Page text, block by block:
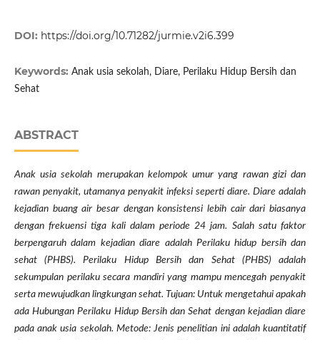
DOI: https://doi.org/10.71282/jurmie.v2i6.399
Keywords: Anak usia sekolah, Diare, Perilaku Hidup Bersih dan
Sehat
ABSTRACT
Anak usia sekolah merupakan kelompok umur yang rawan gizi dan
rawan penyakit, utamanya penyakit infeksi seperti diare. Diare adalah
kejadian buang air besar dengan konsistensi lebih cair dari biasanya
dengan frekuensi tiga kali dalam periode 24 jam. Salah satu faktor
berpengaruh dalam kejadian diare adalah Perilaku hidup bersih dan
sehat (PHBS). Perilaku Hidup Bersih dan Sehat (PHBS) adalah
sekumpulan perilaku secara mandiri yang mampu mencegah penyakit
serta mewujudkan lingkungan sehat. Tujuan: Untuk mengetahui apakah
ada Hubungan Perilaku Hidup Bersih dan Sehat dengan kejadian diare
pada anak usia sekolah. Metode: Jenis penelitian ini adalah kuantitatif